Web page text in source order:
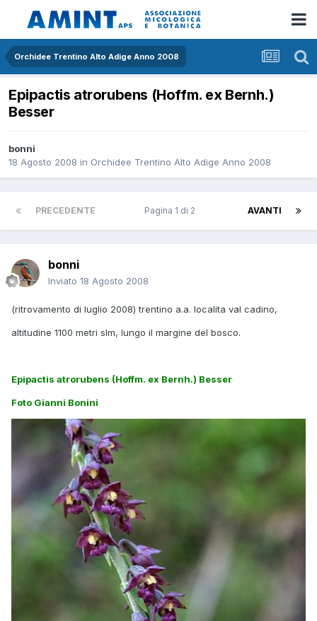
Orchidee Trentino Alto Adige Anno 2008
Epipactis atrorubens (Hoffm. ex Bernh.)
Besser
bonni
18 Agosto 2008 in Orchidee Trentino Alto Adige Anno 2008
PRECEDENTE AVANTI
Pagina 1 di 2
bonni
Inviato 18 Agosto 2008
(ritrovamento di luglio 2008) trentino a.a. localita val cadino,
altitudine 1100 metri slm, lungo il margine del bosco.
Epipactis atrorubens (Hoffm. ex Bernh.) Besser
Foto Gianni Bonini